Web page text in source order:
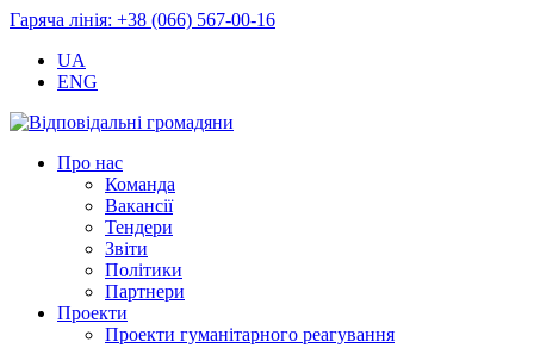
Гаряча лінія: +38 (066) 567-00-16
UA
ENG
Про нас
Команда
Вакансії
Тендери
Звіти
Політики
Партнери
Проекти
Проекти гуманітарного реагування